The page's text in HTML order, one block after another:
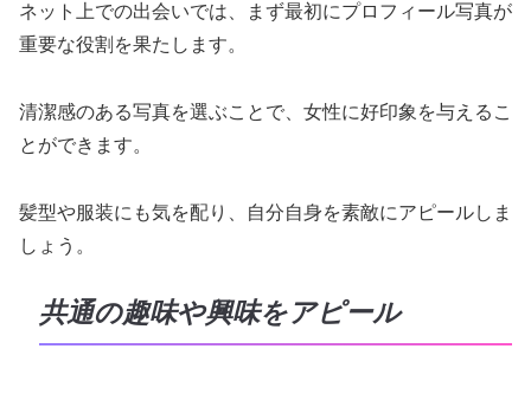
ネット上での出会いでは、まず最初にプロフィール写真が
重要な役割を果たします。
清潔感のある写真を選ぶことで、女性に好印象を与えるこ
とができます。
髪型や服装にも気を配り、自分自身を素敵にアピールしま
しょう。
共通の趣味や興味をアピール